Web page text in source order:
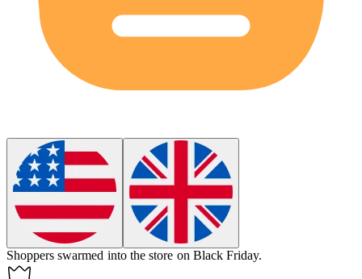
Shoppersswarmed into the store on Black Friday.